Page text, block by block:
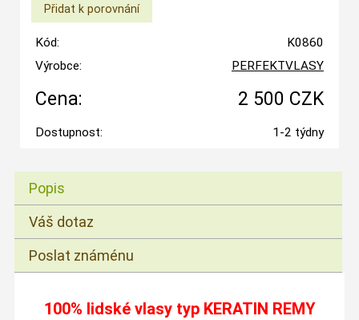
Kód:
K0860
Výrobce:
PERFEKTVLASY
Cena: 2 500 CZK
Dostupnost: 1-2 týdny
Popis
Váš dotaz
Poslat známénu
100% lidské vlasy typ KERATIN REMY